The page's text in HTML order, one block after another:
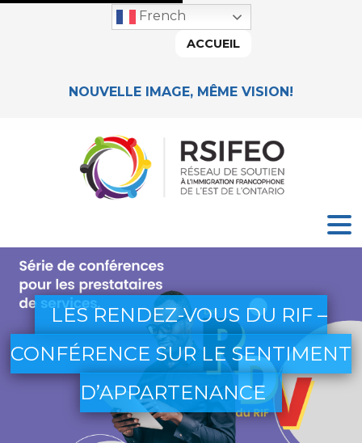
NOUVELLE IMAGE, MÊME VISION!
French
ACCUEIL
LES RENDEZ-VOUS DU RIF –
CONFÉRENCE SUR LE SENTIMENT
D’APPARTENANCE